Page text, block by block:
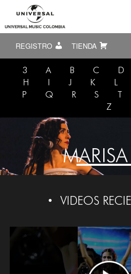
REGISTRO TIENDA
3 A B C D
H
I J K L
P
Q R S T
Z
VIDEOS